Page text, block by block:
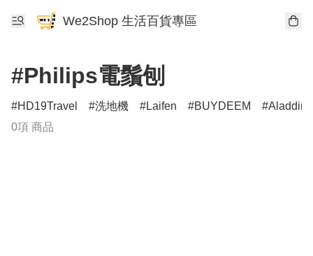
We2Shop 生活百貨專區
#Philips電鬚刨
HD19Travel 洗地機 Laifen BUYDEEM
Aladdin
0項 商品